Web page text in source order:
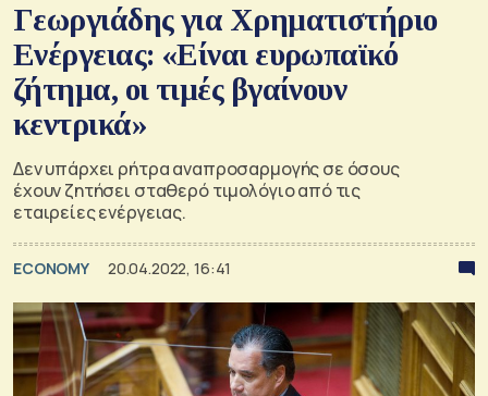
Γεωργιάδης για Χρηματιστήριο
Ενέργειας: «Είναι ευρωπαϊκό
ζήτημα, οι τιμές βγαίνουν
κεντρικά»
Δεν υπάρχει ρήτρα αναπροσαρμογής σε όσους
έχουν ζητήσει σταθερό τιμολόγιο από τις
εταιρείες ενέργειας.
ECONOMY 20.04.2022, 16:41